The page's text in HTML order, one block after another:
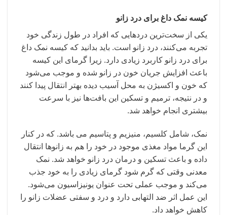
کیسه نمک داغ برای درد زانو
یکی از سخت‌ترین دردهایی که افراد در طول زندگی خود
تجربه می‌کنند، درد زانو است. باید بدانید که کیسه نمک داغ
برای درد زانو کاربرد زیادی دارد. زیرا گرمای این کیسه
باعث افزایش جریان خون در زانو شده و موجب می‌شود
که خون و اکسیژن به محل آسیب دیده بهتر انتقال پیدا کنند
و در نتیجه، ترمیم و تسکین این بافت‌ها نیز با سرعت
بیشتری انجام خواهد شد.
نمک، شامل کلسیم، منیزیم و پتاسیم می باشد. که در کنار
این گرما مواد مغذی موجود در خود را هم به زانوها انتقال
داده و باعث تسکین و درمان درد زانو خواهد شد. نمک
معدنی وقتی که گرم شود گرمای زیادی را به خود جذب
می‌کند و موجب عملی تحت عنوان یونیزاسیون می‌شود.
این عمل اثر ضد التهابی دارد و درد و سفتی عضلات زانو را
کاهش خواهد داد.